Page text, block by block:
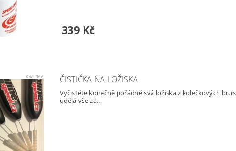
339 Kč
Kód: 366 ČISTIČKA NA LOŽISKA
Vyčistěte konečně pořádně svá ložiska z kolečkových
udělá vše za...